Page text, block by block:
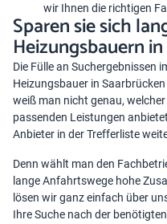
wir Ihnen die richtigen
Sparen sie sich
Heizungsbauern
Die Fülle an Suchergebnissen
Heizungsbauer in
weiß man nicht genau,
passenden Leistungen
Anbieter in der Trefferliste
Denn wählt man den
lange Anfahrtswege hohe
lösen wir ganz einfach über
Ihre Suche nach der